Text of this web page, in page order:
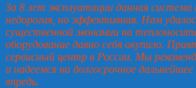
За 8 лет эксплуатации данная система
недорогая, но эффективная. Нам
существенной экономии на
оборудование давно себя окупило.
сервисный центр в России. Мы
и надеемся на долгосрочное
впредь.